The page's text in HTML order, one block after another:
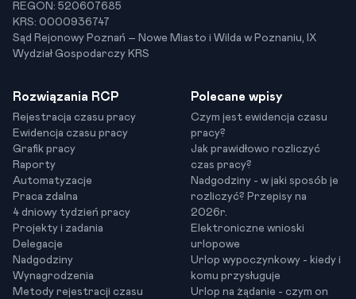
REGON: 520607685
KRS: 0000936747
Sąd Rejonowy Poznań – Nowe Miasto i Wilda w Poznaniu, IX
Wydział Gospodarczy KRS
Rozwiązania RCP
Rejestracja czasu pracy
Ewidencja czasu pracy
Grafik pracy
Raporty
Automatyzacje
Praca zdalna
4 dniowy tydzień pracy
Projekty i zadania
Delegacje
Nadgodziny
Wynagrodzenia
Metody rejestracji czasu
Polecane wpisy
Czym jest ewidencja czasu
pracy?
Jak prawidłowo rozliczyć
czas pracy?
Nadgodziny - w jaki sposób je
rozliczyć? Przepisy na
2026r.
Elektroniczne wnioski
urlopowe
Urlop wypoczynkowy - kiedy i
komu przysługuje
Urlop na żądanie - czym on